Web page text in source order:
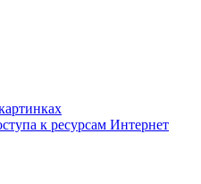
к ресурсам Интернет